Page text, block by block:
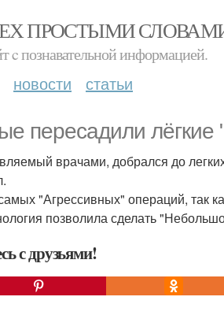
ПРОСТЫМИ
c познавательной информацией.
новости статьи
пересадили лёгкие
врачами, добрался до
"Агрессивных" операций, так
позволила сделать
с друзьями!